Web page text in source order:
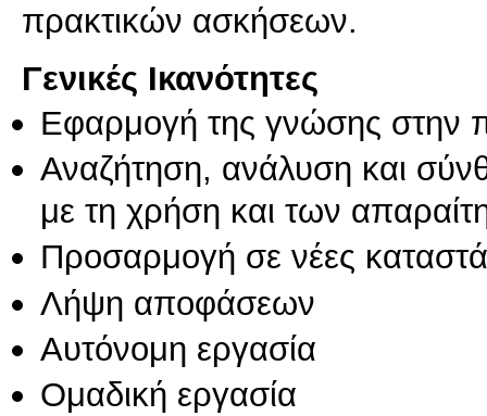
πρακτικών ασκήσεων.
Γενικές Ικανότητες
Εφαρμογή της γνώσης στην
Αναζήτηση, ανάλυση και
με τη χρήση και των
Προσαρμογή σε νέες
Λήψη αποφάσεων
Αυτόνομη εργασία
Ομαδική εργασία